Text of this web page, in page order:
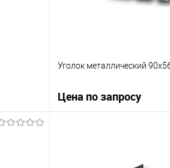
Уголок металлический
Цена по запросу